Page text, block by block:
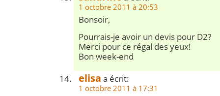
1 octobre 2011 à 20:53
Bonsoir,
Pourrais-je avoir un devis pour D2?
Merci pour ce régal des yeux!
Bon week-end
elisa a écrit:
1 octobre 2011 à 17:31